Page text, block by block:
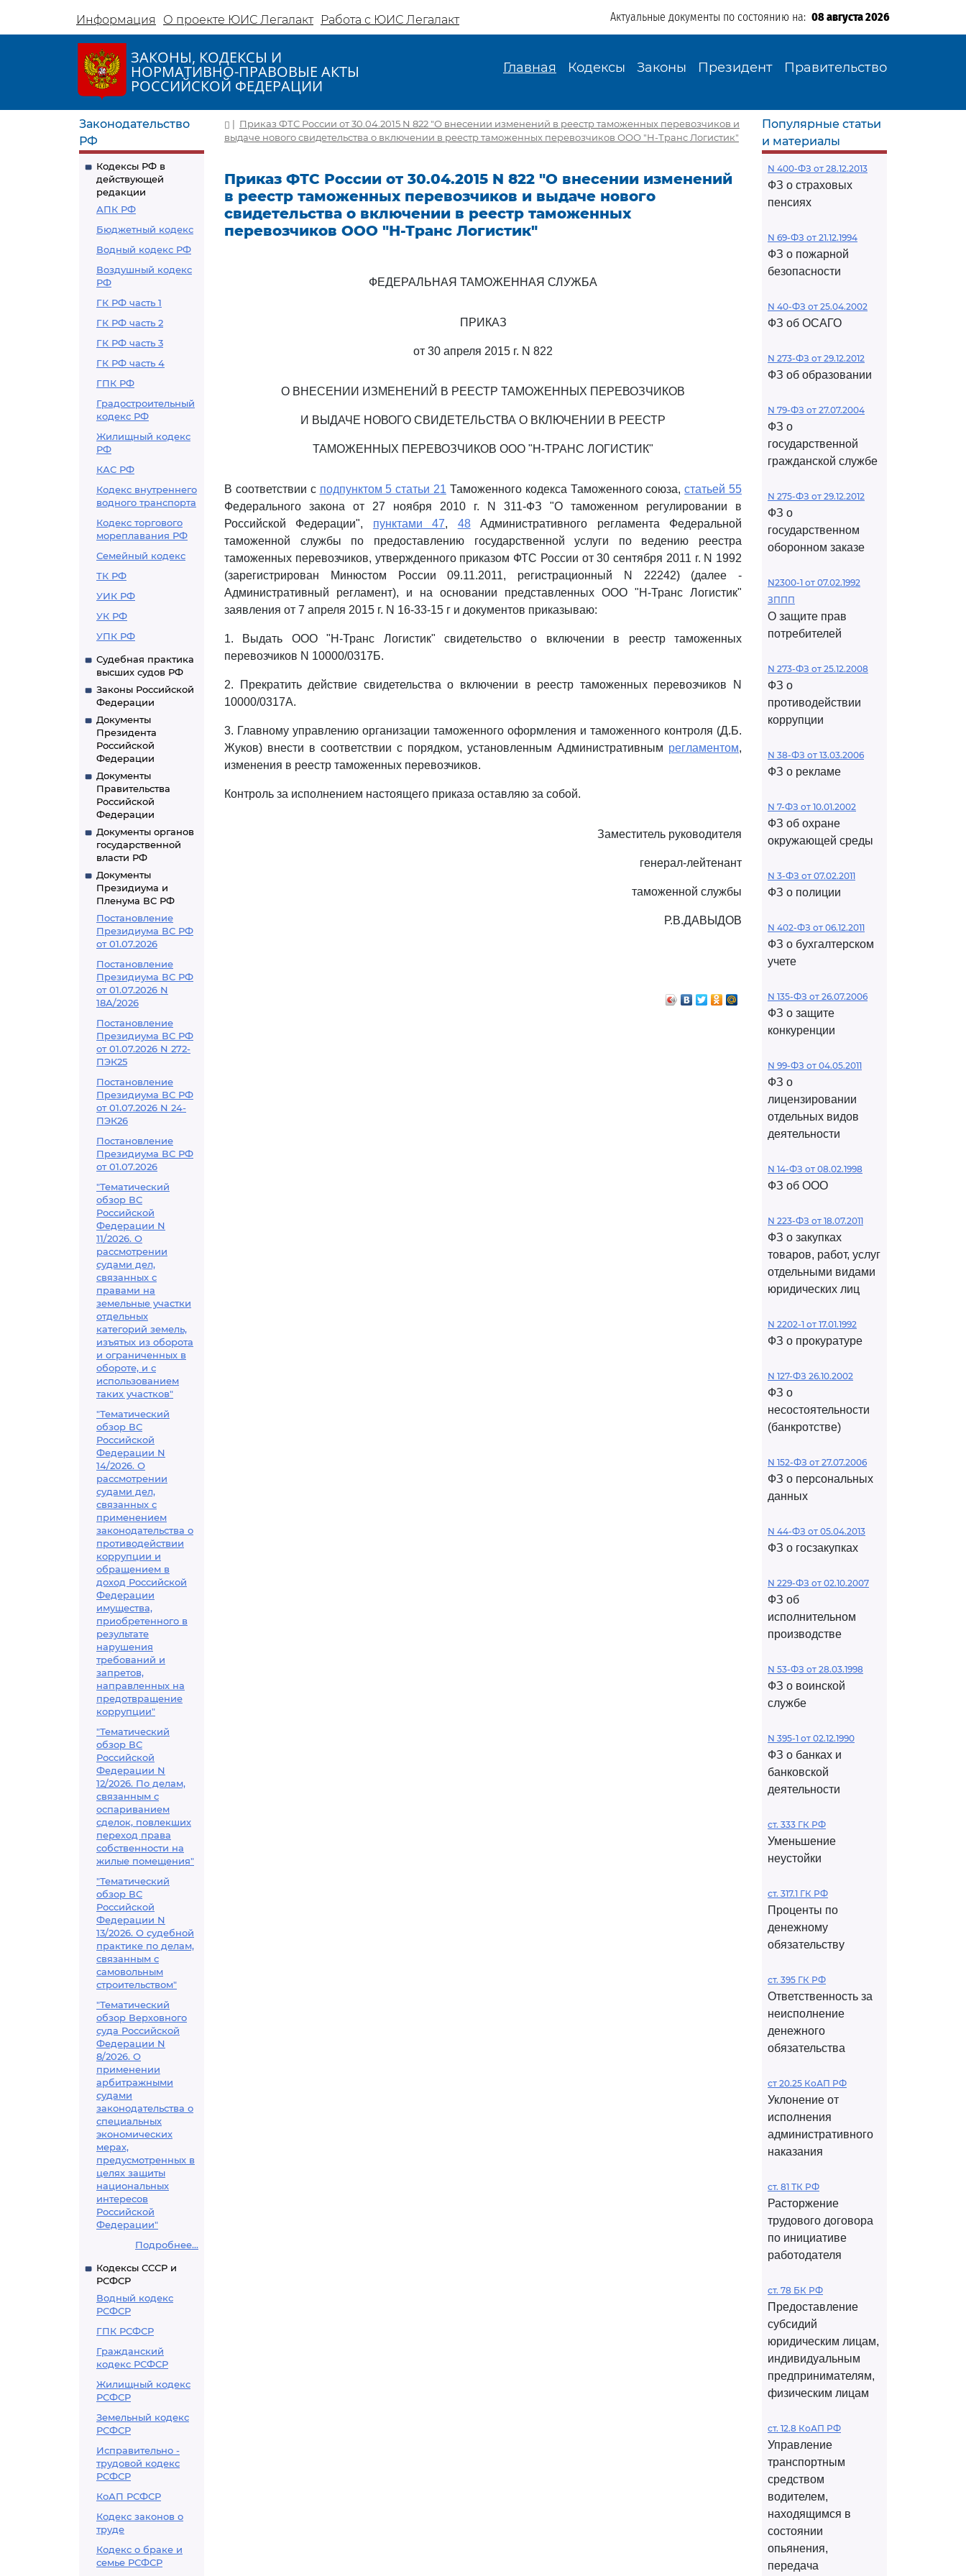
Информация О проекте ЮИС Легалакт Работа с ЮИС Легалакт Актуальные документы по состоянию на: 08 августа 2026
ЗАКОНЫ, КОДЕКСЫ И
НОРМАТИВНО-ПРАВОВЫЕ АКТЫ
РОССИЙСКОЙ ФЕДЕРАЦИИ
Главная Кодексы Законы Президент Правительство
Законодательство
РФ
Кодексы РФ в
действующей
редакции
АПК РФ
Бюджетный кодекс
Водный кодекс РФ
Воздушный кодекс
РФ
ГК РФ часть 1
ГК РФ часть 2
ГК РФ часть 3
ГК РФ часть 4
ГПК РФ
Градостроительный
кодекс РФ
Жилищный кодекс
РФ
КАС РФ
Кодекс внутреннего
водного транспорта
Кодекс торгового
мореплавания РФ
Семейный кодекс
ТК РФ
УИК РФ
УК РФ
УПК РФ
Судебная практика
высших судов РФ
Законы Российской
Федерации
Документы
Президента
Российской
Федерации
Документы
Правительства
Российской
Федерации
Документы органов
государственной
власти РФ
Документы
Президиума и
Пленума ВС РФ
Постановление
Президиума ВС РФ
от 01.07.2026
Постановление
Президиума ВС РФ
от 01.07.2026 N
18А/2026
Постановление
Президиума ВС РФ
от 01.07.2026 N 272-
ПЭК25
Постановление
Президиума ВС РФ
от 01.07.2026 N 24-
ПЭК26
Постановление
Президиума ВС РФ
от 01.07.2026
"Тематический
обзор ВС
Российской
Федерации N
11/2026. О
рассмотрении
судами дел,
связанных с
правами на
земельные участки
отдельных
категорий земель,
изъятых из оборота
и ограниченных в
обороте, и с
использованием
таких участков"
"Тематический
обзор ВС
Российской
Федерации N
14/2026. О
рассмотрении
судами дел,
связанных с
применением
законодательства о
противодействии
коррупции и
обращением в
доход Российской
Федерации
имущества,
приобретенного в
результате
нарушения
требований и
запретов,
направленных на
предотвращение
коррупции"
"Тематический
обзор ВС
Российской
Федерации N
12/2026. По делам,
связанным с
оспариванием
сделок, повлекших
переход права
собственности на
жилые помещения"
"Тематический
обзор ВС
Российской
Федерации N
13/2026. О судебной
практике по делам,
связанным с
самовольным
строительством"
"Тематический
обзор Верховного
суда Российской
Федерации N
8/2026. О
применении
арбитражными
судами
законодательства о
специальных
экономических
мерах,
предусмотренных в
целях защиты
национальных
интересов
Российской
Федерации"
Подробнее...
Кодексы СССР и
РСФСР
Водный кодекс
РСФСР
ГПК РСФСР
Гражданский
кодекс РСФСР
Жилищный кодекс
РСФСР
Земельный кодекс
РСФСР
Исправительно -
трудовой кодекс
РСФСР
КоАП РСФСР
Кодекс законов о
труде
Кодекс о браке и
семье РСФСР
| Приказ ФТС России от 30.04.2015 N 822 "О внесении изменений в реестр таможенных перевозчиков и
выдаче нового свидетельства о включении в реестр таможенных перевозчиков ООО "Н-Транс Логистик"
Приказ ФТС России от 30.04.2015 N 822 "О внесении изменений
в реестр таможенных перевозчиков и выдаче нового
свидетельства о включении в реестр таможенных
перевозчиков ООО "Н-Транс Логистик"
ФЕДЕРАЛЬНАЯ ТАМОЖЕННАЯ СЛУЖБА
ПРИКАЗ
от 30 апреля 2015 г. N 822
О ВНЕСЕНИИ ИЗМЕНЕНИЙ В РЕЕСТР ТАМОЖЕННЫХ ПЕРЕВОЗЧИКОВ
И ВЫДАЧЕ НОВОГО СВИДЕТЕЛЬСТВА О ВКЛЮЧЕНИИ В РЕЕСТР
ТАМОЖЕННЫХ ПЕРЕВОЗЧИКОВ ООО "Н-ТРАНС ЛОГИСТИК"
В соответствии с подпунктом 5 статьи 21 Таможенного кодекса Таможенного союза,статьей 55
Федерального закона от 27 ноября 2010 г. N 311-ФЗ "О таможенном регулировании в
Российской Федерации", пунктами 47, 48Административного регламента Федеральной
таможенной службы по предоставлению государственной услуги по ведению реестра
таможенных перевозчиков, утвержденного приказом ФТС России от 30 сентября 2011 г. N 1992
(зарегистрирован Минюстом России 09.11.2011, регистрационный N 22242) (далее -
Административный регламент), и на основании представленных ООО "Н-Транс Логистик"
заявления от 7 апреля 2015 г. N 16-33-15 г и документов приказываю:
1. Выдать ООО "Н-Транс Логистик" свидетельство о включении в реестр таможенных
перевозчиков N 10000/0317Б.
2. Прекратить действие свидетельства о включении в реестр таможенных перевозчиков N
10000/0317А.
3. Главному управлению организации таможенного оформления и таможенного контроля (Д.Б.
Жуков) внести в соответствии с порядком, установленным Административным регламентом,
изменения в реестр таможенных перевозчиков.
Контроль за исполнением настоящего приказа оставляю за собой.
Заместитель руководителя
генерал-лейтенант
таможенной службы
Р.В.ДАВЫДОВ
Популярные статьи
и материалы
N 400-ФЗ от 28.12.2013
ФЗ о страховых
пенсиях
N 69-ФЗ от 21.12.1994
ФЗ о пожарной
безопасности
N 40-ФЗ от 25.04.2002
ФЗ об ОСАГО
N 273-ФЗ от 29.12.2012
ФЗ об образовании
N 79-ФЗ от 27.07.2004
ФЗ о
государственной
гражданской службе
N 275-ФЗ от 29.12.2012
ФЗ о
государственном
оборонном заказе
N2300-1 от 07.02.1992
ЗППП
О защите прав
потребителей
N 273-ФЗ от 25.12.2008
ФЗ о
противодействии
коррупции
N 38-ФЗ от 13.03.2006
ФЗ о рекламе
N 7-ФЗ от 10.01.2002
ФЗ об охране
окружающей среды
N 3-ФЗ от 07.02.2011
ФЗ о полиции
N 402-ФЗ от 06.12.2011
ФЗ о бухгалтерском
учете
N 135-ФЗ от 26.07.2006
ФЗ о защите
конкуренции
N 99-ФЗ от 04.05.2011
ФЗ о
лицензировании
отдельных видов
деятельности
N 14-ФЗ от 08.02.1998
ФЗ об ООО
N 223-ФЗ от 18.07.2011
ФЗ о закупках
товаров, работ, услуг
отдельными видами
юридических лиц
N 2202-1 от 17.01.1992
ФЗ о прокуратуре
N 127-ФЗ 26.10.2002
ФЗ о
несостоятельности
(банкротстве)
N 152-ФЗ от 27.07.2006
ФЗ о персональных
данных
N 44-ФЗ от 05.04.2013
ФЗ о госзакупках
N 229-ФЗ от 02.10.2007
ФЗ об
исполнительном
производстве
N 53-ФЗ от 28.03.1998
ФЗ о воинской
службе
N 395-1 от 02.12.1990
ФЗ о банках и
банковской
деятельности
ст. 333 ГК РФ
Уменьшение
неустойки
ст. 317.1 ГК РФ
Проценты по
денежному
обязательству
ст. 395 ГК РФ
Ответственность за
неисполнение
денежного
обязательства
ст 20.25 КоАП РФ
Уклонение от
исполнения
административного
наказания
ст. 81 ТК РФ
Расторжение
трудового договора
по инициативе
работодателя
ст. 78 БК РФ
Предоставление
субсидий
юридическим лицам,
индивидуальным
предпринимателям,
физическим лицам
ст. 12.8 КоАП РФ
Управление
транспортным
средством
водителем,
находящимся в
состоянии
опьянения,
передача